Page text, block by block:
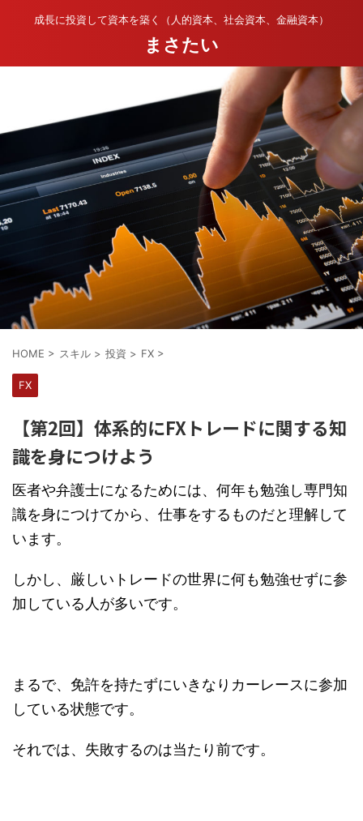
成長に投資して資本を築く（人的資本、社会資本、金融資本）
まさたい
HOME > スキル > 投資 > FX >
FX
【第2回】体系的にFXトレードに関する知
識を身につけよう
医者や弁護士になるためには、何年も勉強し専門知
識を身につけてから、仕事をするものだと理解して
います。
しかし、厳しいトレードの世界に何も勉強せずに参
加している人が多いです。
まるで、免許を持たずにいきなりカーレースに参加
している状態です。
それでは、失敗するのは当たり前です。